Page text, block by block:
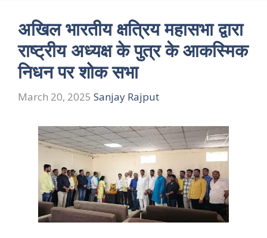
अखिल भारतीय क्षत्रिय महासभा द्वारा
राष्ट्रीय अध्यक्ष के पुत्र के आकस्मिक
निधन पर शोक सभा
March 20, 2025 Sanjay Rajput